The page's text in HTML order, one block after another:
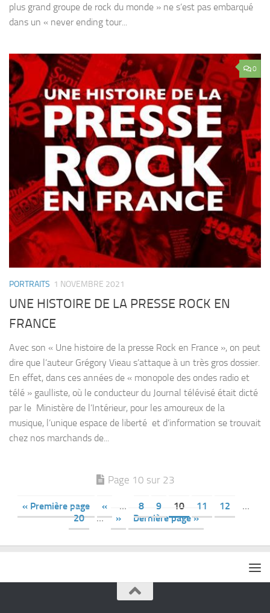
plus grand groupe de rock du monde » ne s’est pas embarqué
dans un « never ending tour...
0
PORTRAITS 1 NOVEMBRE 2021
UNE HISTOIRE DE LA PRESSE ROCK EN
FRANCE
Avec son « Une histoire de la presse Rock en France », on peut
dire que l’auteur Grégory Vieau s’attaque à un très gros dossier.
En effet, dans ces années de « monopole des ondes radio et
télé » gaulliste, où le conducteur du Journal télévisé était dicté
par le Ministère de l’Intérieur, pour les amoureux de la
musique, l’unique espace de liberté et d’information se trouvait
chez nos marchands de...
Page 10 sur 23
« Première page « … 8 9 10 11 12
…
20
… » Dernière page »